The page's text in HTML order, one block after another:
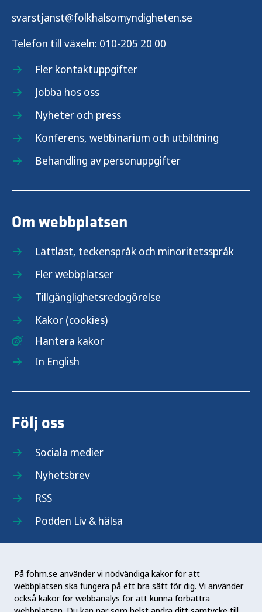
På fohm.se använder vi nödvändiga kakor för att
webbplatsen ska fungera på ett bra sätt för dig. Vi använder
också kakor för webbanalys för att kunna förbättra
svarstjanst@folkhalsomyndigheten.se
Telefon till växeln: 010-205 20 00
Fler kontaktuppgifter
Jobba hos oss
Nyheter och press
Konferens, webbinarium och utbildning
Behandling av personuppgifter
Om webbplatsen
Lättläst, teckenspråk och minoritetsspråk
Fler webbplatser
Tillgänglighetsredogörelse
Kakor (cookies)
Hantera kakor
In English
Följ oss
Sociala medier
Nyhetsbrev
RSS
Podden Liv & hälsa
Folkhälsomyndigheten (Fohm) är en nationell
kunskapsmyndighet som arbetar för en bättre